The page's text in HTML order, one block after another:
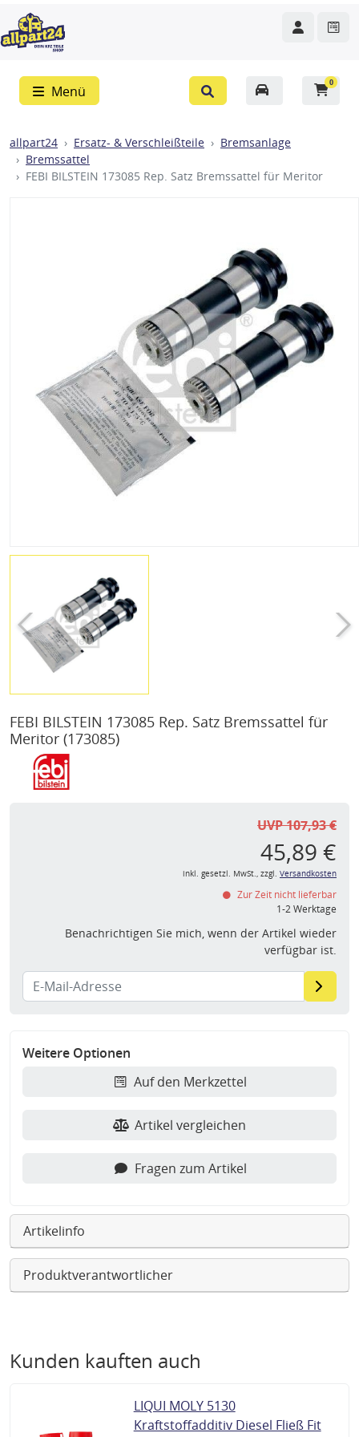
Menü
0
allpart24 Ersatz- & Verschleißteile
Bremsanlage
Bremssattel
FEBI BILSTEIN 173085 Rep. Satz Bremssattel für Meritor
FEBI BILSTEIN 173085 Rep. Satz Bremssattel für
Meritor (173085)
UVP 107,93 €
45,89 €
inkl. gesetzl. MwSt., zzgl. Versandkosten
Zur Zeit nicht lieferbar
1-2 Werktage
Benachrichtigen Sie mich, wenn der Artikel wieder
verfügbar ist.
Weitere Optionen
Auf den Merkzettel
Artikel vergleichen
Fragen zum Artikel
Artikelinfo
Produktverantwortlicher
Kunden kauften auch
LIQUI MOLY 5130
Kraftstoffadditiv Diesel Fließ Fit